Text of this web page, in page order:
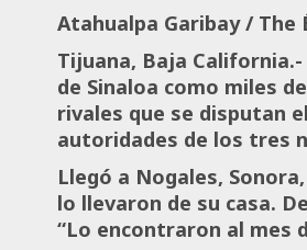
Atahualpa Garibay / The
Tijuana, Baja
de Sinaloa como miles
rivales que se disputan
autoridades de los tres
Llegó a Nogales,
lo llevaron de su casa.
“Lo encontraron al mes